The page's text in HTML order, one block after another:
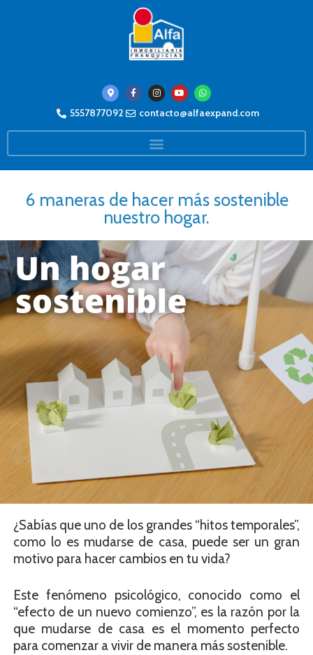
5557877092 contacto@alfaexpand.com
6 maneras de hacer más sostenible
nuestro hogar.
¿Sabías que uno de los grandes “hitos temporales”,
como lo es mudarse de casa, puede ser un gran
motivo para hacer cambios en tu vida?
Este fenómeno psicológico, conocido como el
“efecto de un nuevo comienzo”, es la razón por la
que mudarse de casa es el momento perfecto
para comenzar a vivir de manera más sostenible.